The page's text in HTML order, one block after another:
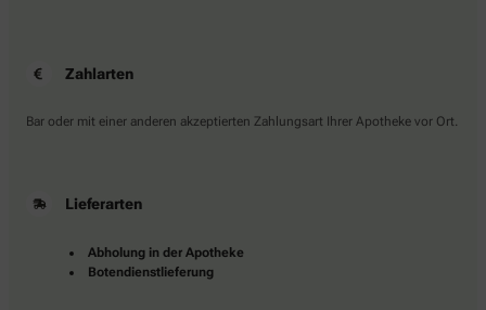
Zahlarten
Bar oder mit einer anderen akzeptierten Zahlungsart Ihrer Apotheke vor Ort.
Lieferarten
Abholung in der Apotheke
Botendienstlieferung